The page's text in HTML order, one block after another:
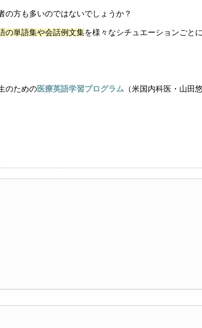
方も多いのではないでしょうか？
の単語集や会話例文集を様々なシチュエーションごと
のための医療英語学習プログラム （米国内科医・山田